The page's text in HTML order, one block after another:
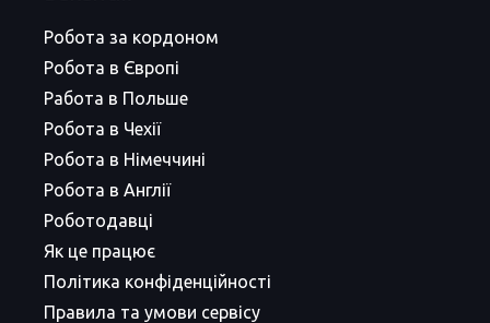
Робота за кордоном
Робота в Європі
Работа в Польше
Робота в Чехії
Робота в Німеччині
Робота в Англії
Роботодавці
Як це працює
Політика конфіденційності
Правила та умови сервісу